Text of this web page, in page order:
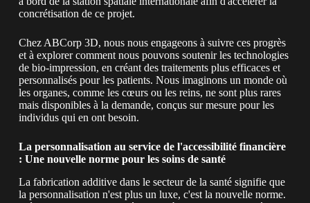
concrétisation de ce projet.
Chez ABCorp 3D, nous nous engageons à suivre ces progrès
et à explorer comment nous pouvons soutenir les technologies
de bio-impression, en créant des traitements plus efficaces et
personnalisés pour les patients. Nous imaginons un monde où
les organes, comme les cœurs ou les reins, ne sont plus rares
mais disponibles à la demande, conçus sur mesure pour les
individus qui en ont besoin.
La personnalisation au service de l'accessibilité financière
: Une nouvelle norme pour les soins de santé
La fabrication additive dans le secteur de la santé signifie que
la personnalisation n'est plus un luxe, c'est la nouvelle norme.